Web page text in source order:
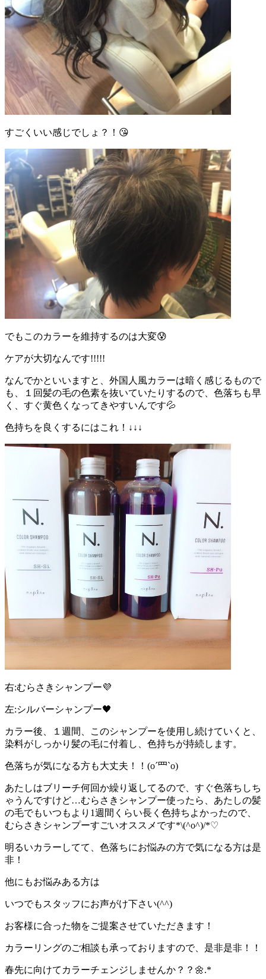
すごくいい感じでしょ？！😘
でもこのカラーを維持するのは大変😰
ケアが大切なんです!!!!!
なんでかといいますと、外国人風カラーは暗く感じるもので
も、１回髪の毛の色素を抜いていたりするので、色落ちも早
く、すぐ黄色くなってきやすいんです💦
色持ちを良くするにはこれ！↓↓↓
右:むらさきシャンプー💜
左:シルバーシャンプー🖤
カラー後、１週間、このシャンプーを使用し続けていくと、
染料がしっかり髪の毛に付着し、色持ちが持続します。
色落ちが気になる方も大丈夫！！(o´罒`o)
あたしはブリーチ何回か繰り返してるので、すぐ色落ちしち
ゃうんですけど…むらさきシャンプー使ったら、あたしの髪
の毛でもいつもより1週間くらい長く色持ちよかったので、
むらさきシャンプーすごいオススメです*\(^o^)/*♡
明るいカラーしてて、色落ちにお悩みの方で気になる方は是
非！
他にもお悩みある方は
いつでもスタッフにお声がけ下さい(^^)
お客様に合った物をご提案させていただきます！
カラーリングのご相談も承っておりますので、是非是非！！
春先に向けてカラーチェンジしませんか？？🌼.*